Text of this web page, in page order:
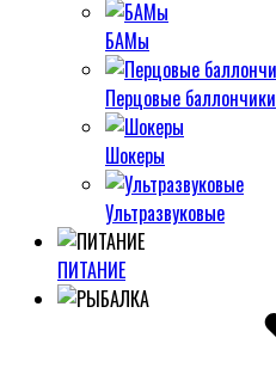
БАМы
Перцовые баллончики
Шокеры
Ультразвуковые
ПИТАНИЕ